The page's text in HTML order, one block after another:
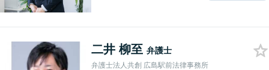
お電話ください。
二井 柳至 弁護士
弁護士法人共創 広島駅前法律事務所